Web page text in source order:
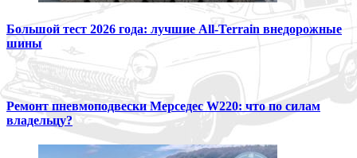
Большой тест 2026 года: лучшие All-Terrain внедорожные
шины
Ремонт пневмоподвески Мерседес W220: что по силам
владельцу?